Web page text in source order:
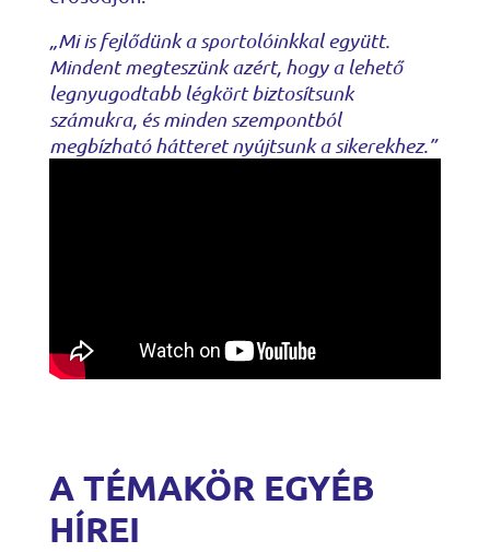
„Mi is fejlődünk a sportolóinkkal együtt.
Mindent megteszünk azért, hogy a lehető
legnyugodtabb légkört biztosítsunk
számukra, és minden szempontból
megbízható hátteret nyújtsunk a sikerekhez.”
A TÉMAKÖR EGYÉB
HÍREI